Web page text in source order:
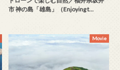
市 神の島「雄島」（Enjoying t…
Movie